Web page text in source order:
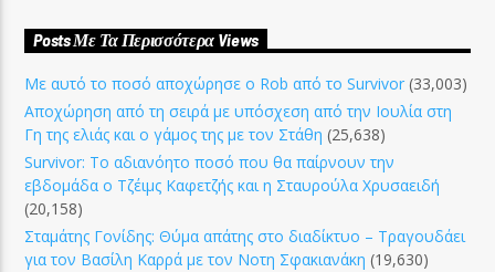
Posts Με Τα Περισσότερα Views
Με αυτό το ποσό αποχώρησε ο Rob από το Survivor (33,003)
Αποχώρηση από τη σειρά με υπόσχεση από την Ιουλία στη
Γη της ελιάς και ο γάμος της με τον Στάθη (25,638)
Survivor: Το αδιανόητο ποσό που θα παίρνουν την
εβδομάδα ο Τζέιμς Καφετζής και η Σταυρούλα Χρυσαειδή
(20,158)
Σταμάτης Γονίδης: Θύμα απάτης στο διαδίκτυο – Τραγουδάει
για τον Βασίλη Καρρά με τον Νοτη Σφακιανάκη (19,630)